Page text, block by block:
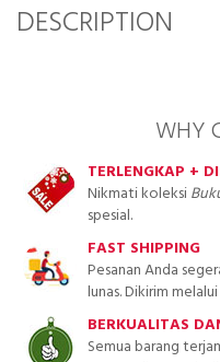
DESCRIPTION
WHY
TERLENGKAP +
Nikmati koleksi
spesial.
FAST SHIPPING
Pesanan Anda
lunas. Dikirim melalui
BERKUALITAS
Semua barang